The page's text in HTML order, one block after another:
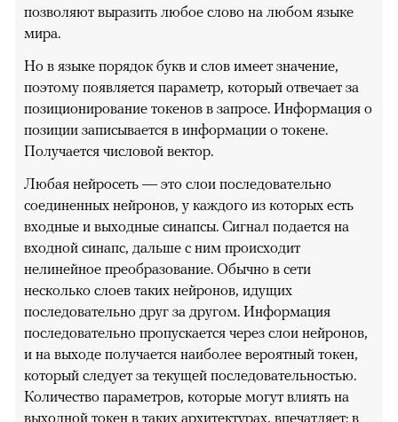
позволяют выразить любое слово на любом языке
мира.
Но в языке порядок букв и слов имеет значение,
поэтому появляется параметр, который отвечает за
позиционирование токенов в запросе. Информация о
позиции записывается в информации о токене.
Получается числовой вектор.
Любая нейросеть — это слои последовательно
соединенных нейронов, у каждого из которых есть
входные и выходные синапсы. Сигнал подается на
входной синапс, дальше с ним происходит
нелинейное преобразование. Обычно в сети
несколько слоев таких нейронов, идущих
последовательно друг за другом. Информация
последовательно пропускается через слои нейронов,
и на выходе получается наиболее вероятный токен,
который следует за текущей последовательностью.
Количество параметров, которые могут влиять на
выходной токен в таких архитектурах, впечатляет: в